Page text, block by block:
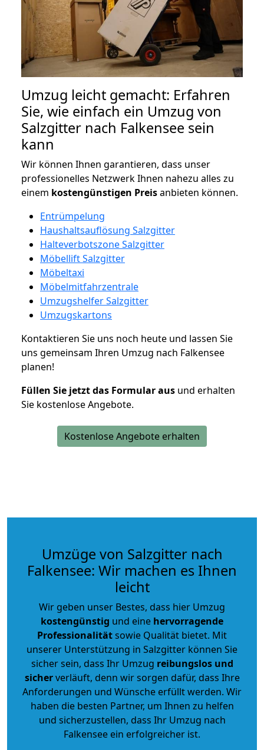
Umzug leicht gemacht: Erfahren
Sie, wie einfach ein Umzug von
Salzgitter nach Falkensee sein
kann
Wir können Ihnen garantieren, dass unser
professionelles Netzwerk Ihnen nahezu alles zu
einem kostengünstigen Preisanbieten können.
Entrümpelung
Haushaltsauflösung Salzgitter
Halteverbotszone Salzgitter
Möbellift Salzgitter
Möbeltaxi
Möbelmitfahrzentrale
Umzugshelfer Salzgitter
Umzugskartons
Kontaktieren Sie uns noch heute und lassen Sie
uns gemeinsam Ihren Umzug nach Falkensee
planen!
Füllen Sie jetzt das Formular aus und erhalten
Sie kostenlose Angebote.
Kostenlose Angebote erhalten
Umzüge von Salzgitter nach
Falkensee: Wir machen es Ihnen
leicht
Wir geben unser Bestes, dass hier Umzug
kostengünstig und eine hervorragende
Professionalitätsowie Qualität bietet. Mit
unserer Unterstützung in Salzgitter können Sie
sicher sein, dass Ihr Umzug reibungslos und
sicherverläuft, denn wir sorgen dafür, dass Ihre
Anforderungen und Wünsche erfüllt werden. Wir
haben die besten Partner, um Ihnen zu helfen
und sicherzustellen, dass Ihr Umzug nach
Falkensee ein erfolgreicher ist.